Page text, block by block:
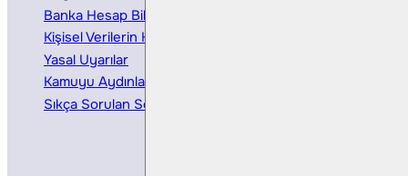
Banka Hesap Bilgileri
Kişisel Verilerin Korunması
Yasal Uyarılar
Kamuyu Aydınlatma
Sıkça Sorulan Sorular